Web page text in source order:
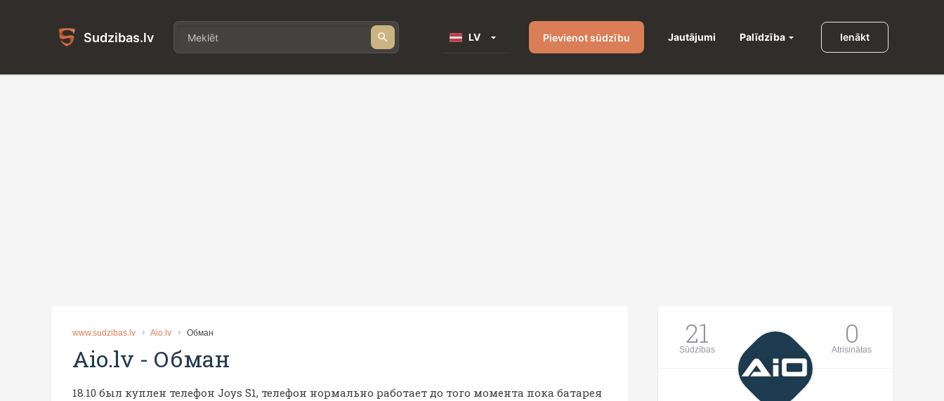
Sudzibas.lv LV Pievienot sūdzību Jautājumi Palīdzība Ienākt
www.sudzibas.lv Aio.lv Обман
Aio.lv - Обман
18.10 был куплен телефон Joys S1, телефон нормально работает до того момента пока батарея
21
Sūdzības 0
Atrisinātas